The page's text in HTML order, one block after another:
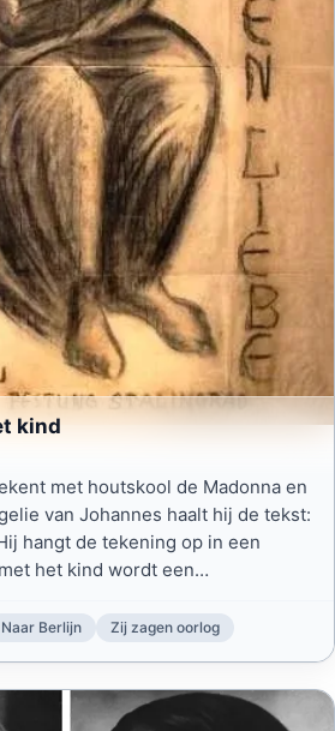
kind
met houtskool de Madonna en
van Johannes haalt hij de tekst:
hangt de tekening op in een
het kind wordt een
Naar Berlijn Zij zagen oorlog